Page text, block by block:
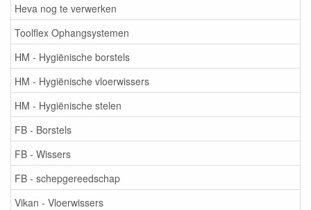
Heva nog te verwerken
Toolflex Ophangsystemen
HM - Hygiënische borstels
HM - Hygiënische vloerwissers
HM - Hygiënische stelen
FB - Borstels
FB - Wissers
FB - schepgereedschap
Vikan - Vloerwissers